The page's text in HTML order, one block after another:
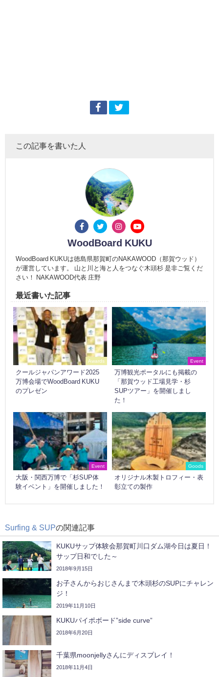
この記事を書いた人
WoodBoard KUKU
WoodBoard KUKUは徳島県那賀町のNAKAWOOD（那賀ウッド）
が運営しています。 山と川と海と人をつなぐ木頭杉 是非ご覧くだ
さい！ NAKAWOOD代表 庄野
最近書いた記事
Awards
クールジャパンアワード2025
万博会場でWoodBoard KUKU
のプレゼン
Event
万博観光ポータルにも掲載の
「那賀ウッド工場見学・杉
SUPツアー」を開催しまし
た！
Event
大阪・関西万博で「杉SUP体
験イベント」を開催しました！
Goods
オリジナル木製トロフィー・表
彰立ての製作
Surfing & SUPの関連記事
KUKUサップ体験会那賀町川口ダム湖今日は夏日！
サップ日和でした～
2018年9月15日
お子さんからおじさんまで木頭杉のSUPにチャレン
ジ！
2019年11月10日
KUKUパイポボード”side curve”
2018年6月20日
千葉県moonjellyさんにディスプレイ！
2018年11月4日